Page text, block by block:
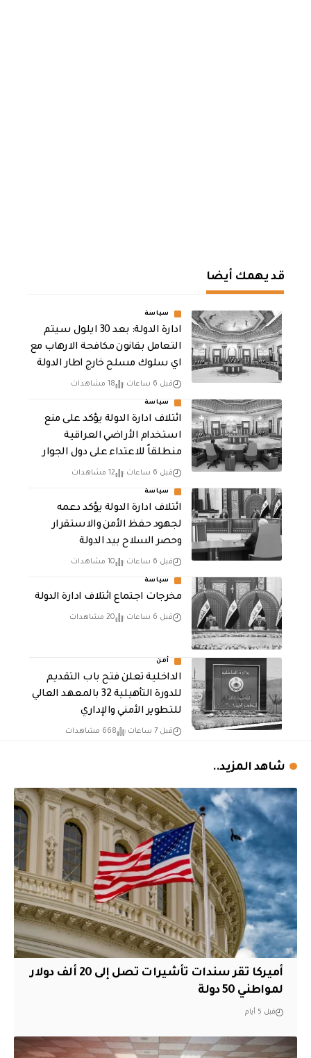
قد يهمك أيضا
سياسة
ادارة الدولة: بعد 30 ايلول سيتم
التعامل بقانون مكافحة الارهاب مع
اي سلوك مسلح خارج اطار الدولة
قبل 6 ساعات 18 مشاهدات
سياسة
ائتلاف ادارة الدولة يؤكد على منع
استخدام الأراضي العراقية
منطلقاً للاعتداء على دول الجوار
قبل 6 ساعات 12 مشاهدات
سياسة
ائتلاف ادارة الدولة يؤكد دعمه
لجهود حفظ الأمن والاستقرار
وحصر السلاح بيد الدولة
قبل 6 ساعات 10 مشاهدات
سياسة
مخرجات اجتماع ائتلاف ادارة الدولة
قبل 6 ساعات 20 مشاهدات
أمن
الداخلية تعلن فتح باب التقديم
للدورة التأهيلية 32 بالمعهد العالي
للتطوير الأمني والإداري
قبل 7 ساعات 668 مشاهدات
شاهد المزيد..
أميركا تقر سندات تأشيرات تصل إلى 20 ألف دولار
لمواطني 50 دولة
قبل 5 أيام